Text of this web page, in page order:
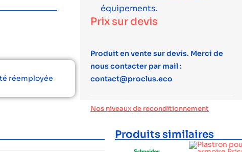
réemployée
équipements.
Prix sur devis
Produit en vente sur devis. Merci de
nous contacter par mail :
contact@proclus.eco
Nos niveaux de reconditionnement
Produits similaires